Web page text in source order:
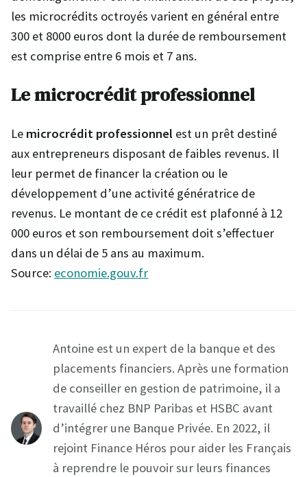
les microcrédits octroyés varient en général entre
300 et 8000 euros dont la durée de remboursement
est comprise entre 6 mois et 7 ans.
Le microcrédit professionnel
Le microcrédit professionnel est un prêt destiné
aux entrepreneurs disposant de faibles revenus. Il
leur permet de financer la création ou le
développement d’une activité génératrice de
revenus. Le montant de ce crédit est plafonné à 12
000 euros et son remboursement doit s’effectuer
dans un délai de 5 ans au maximum.
Source: economie.gouv.fr
Antoine est un expert de la banque et des
placements financiers. Après une formation
de conseiller en gestion de patrimoine, il a
travaillé chez BNP Paribas et HSBC avant
d’intégrer une Banque Privée. En 2022, il
rejoint Finance Héros pour aider les Français
à reprendre le pouvoir sur leurs finances